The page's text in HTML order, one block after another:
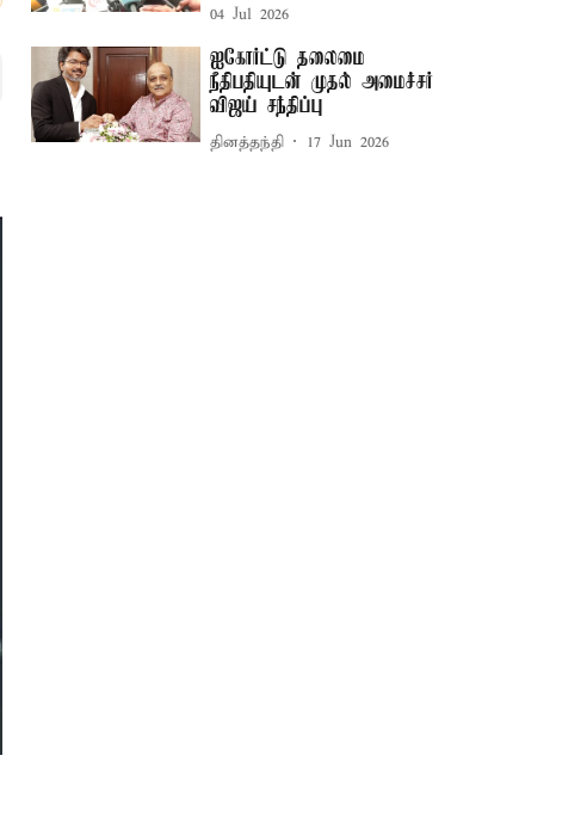
04 Jul 2026
ஐகோர்ட்டு தலைமை
நீதிபதியுடன் முதல் அமைச்சர்
விஜய் சந்திப்பு
தினத்தந்தி 17 Jun 2026